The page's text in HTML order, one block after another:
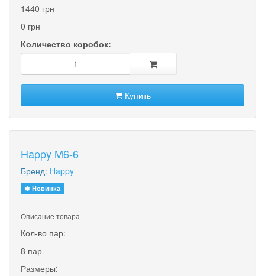
1440 грн
0 грн
Количество коробок:
Купить
Happy M6-6
Бренд: Happy
Новинка
Описание товара
Кол-во пар:
8 пар
Размеры: